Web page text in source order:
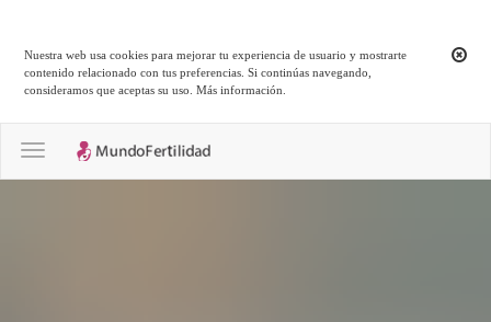
Nuestra web usa cookies para mejorar tu experiencia de usuario y mostrarte
contenido relacionado con tus preferencias. Si continúas navegando,
consideramos que aceptas su uso.Más información
Toggle navigation